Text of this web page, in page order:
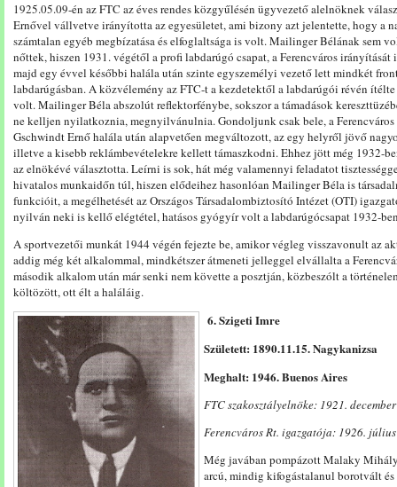
1925.05.09-én az FTC az éves rendes közgyűlésén ügyvezető alelnöknek
Ernővel vállvetve irányította az egyesületet, ami bizony azt jelentette, hogy a
számtalan egyéb megbízatása és elfoglaltsága is volt. Mailinger Bélának sem
nőttek, hiszen 1931. végétől a profi labdarúgó csapat, a Ferencváros
majd egy évvel későbbi halála után szinte egyszemélyi vezető lett mindkét
labdarúgásban. A közvélemény az FTC-t a kezdetektől a labdarúgói révén
volt. Mailinger Béla abszolút reflektorfénybe, sokszor a támadások
ne kelljen nyilatkoznia, megnyilvánulnia. Gondoljunk csak bele, a Ferencváros
Gschwindt Ernő halála után alapvetően megváltozott, az egy helyről jövő
illetve a kisebb reklámbevételekre kellett támaszkodni. Ehhez jött még 1932-
az elnökévé választotta. Leírni is sok, hát még valamennyi feladatot
hivatalos munkaidőn túl, hiszen elődeihez hasonlóan Mailinger Béla is
funkcióit, a megélhetését az Országos Társadalombiztosító Intézet (OTI)
nyilván neki is kellő elégtétel, hatásos gyógyír volt a labdarúgócsapat 1932-
A sportvezetői munkát 1944 végén fejezte be, amikor végleg visszavonult az
addig még két alkalommal, mindkétszer átmeneti jelleggel elvállalta a
második alkalom után már senki nem követte a posztján, közbeszólt a
költözött, ott élt a haláláig.
6. Szigeti Imre
Született: 1890.11.15. Nagykanizsa
Meghalt: 1946. Buenos Aires
FTC szakosztályelnöke: 1921.
Ferencváros Rt. igazgatója: 1926.
Még javában pompázottMalaky
arcú,mindig kifogástalanul borotváltés